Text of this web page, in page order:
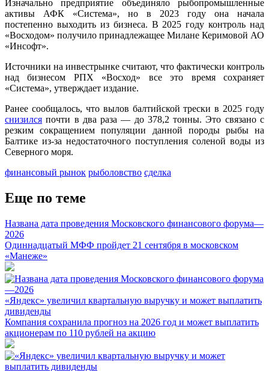
Изначально предприятие объединяло рыбопромышленные
активы АФК «Система», но в 2023 году она начала
постепенно выходить из бизнеса. В 2025 году контроль над
«Восходом» получило принадлежащее Милане Керимовой АО
«Инсофт».
Источники на инвестрынке считают, что фактически контроль
над бизнесом РПХ «Восход» все это время сохраняет
«Система», утверждает издание.
Ранее сообщалось, что вылов балтийской трески в 2025 году
снизился почти в два раза — до 378,2 тонны. Это связано с
резким сокращением популяции данной породы рыбы на
Балтике из-за недостаточного поступления соленой воды из
Северного моря.
финансовый рынок рыболовство сделка
Еще по теме
Названа дата проведения Московского финансового форума—
2026
Одиннадцатый МФФ пройдет 21 сентября в московском
«Манеже»
«Яндекс» увеличил квартальную выручку и может выплатить
дивиденды
Компания сохранила прогноз на 2026 год и может выплатить
акционерам по 110 рублей на акцию